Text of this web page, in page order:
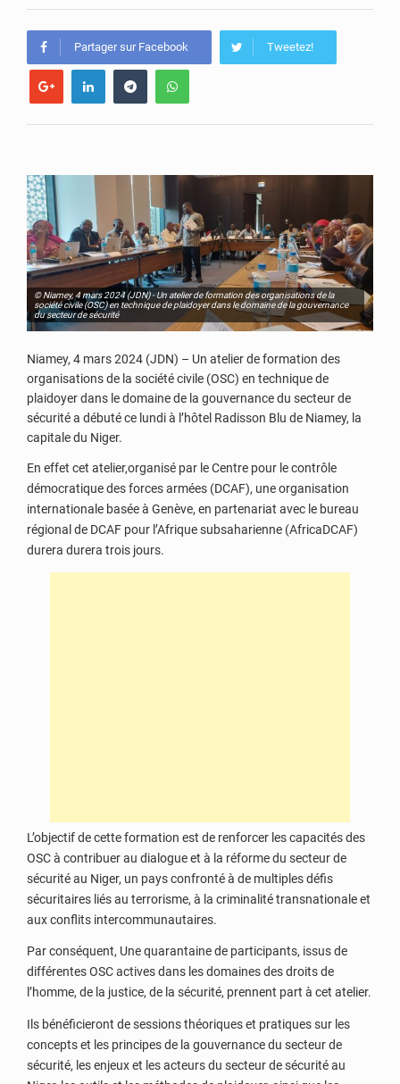
Partager sur Facebook Tweetez!
© Niamey, 4 mars 2024 (JDN) - Un atelier de formation des organisations de la
société civile (OSC) en technique de plaidoyer dans le domaine de la gouvernance
du secteur de sécurité
Niamey, 4 mars 2024 (JDN) – Un atelier de formation des
organisations de la société civile (OSC) en technique de
plaidoyer dans le domaine de la gouvernance du secteur de
sécurité a débuté ce lundi à l’hôtel Radisson Blu de Niamey, la
capitale du Niger.
En effet cet atelier,organisé par le Centre pour le contrôle
démocratique des forces armées (DCAF), une organisation
internationale basée à Genève, en partenariat avec le bureau
régional de DCAF pour l’Afrique subsaharienne (AfricaDCAF)
durera durera trois jours.
L’objectif de cette formation est de renforcer les capacités des
OSC à contribuer au dialogue et à la réforme du secteur de
sécurité au Niger, un pays confronté à de multiples défis
sécuritaires liés au terrorisme, à la criminalité transnationale et
aux conflits intercommunautaires.
Par conséquent, Une quarantaine de participants, issus de
différentes OSC actives dans les domaines des droits de
l’homme, de la justice, de la sécurité, prennent part à cet atelier.
Ils bénéficieront de sessions théoriques et pratiques sur les
concepts et les principes de la gouvernance du secteur de
sécurité, les enjeux et les acteurs du secteur de sécurité au